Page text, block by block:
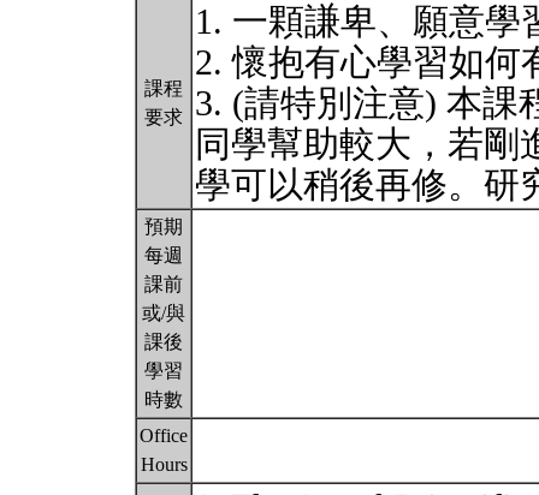
課程
要求
1. 一顆謙卑、願意
2. 懷抱有心學習如何
3. (請特別注意) 本課
同學幫助較大，若剛
學可以稍後再修。
預期
每週
課前
或/與
課後
學習
時數
Office
Hours